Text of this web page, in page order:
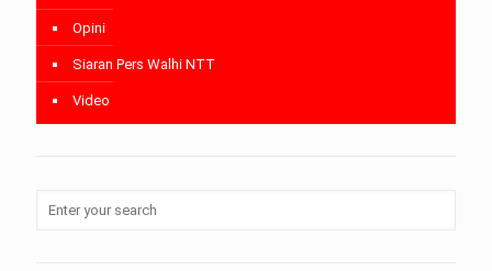
Opini
Siaran Pers Walhi NTT
Video